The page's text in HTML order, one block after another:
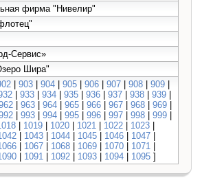
фирма "Нивелир"
Сервис»
Шира"
| 903 | 904 | 905 | 906 | 907 | 908 | 909 |
| 933 | 934 | 935 | 936 | 937 | 938 | 939 |
| 963 | 964 | 965 | 966 | 967 | 968 | 969 |
| 993 | 994 | 995 | 996 | 997 | 998 | 999 |
| 1019 | 1020 | 1021 | 1022 | 1023 |
| 1043 | 1044 | 1045 | 1046 | 1047 |
| 1067 | 1068 | 1069 | 1070 | 1071 |
| 1091 | 1092 | 1093 | 1094 | 1095 ]